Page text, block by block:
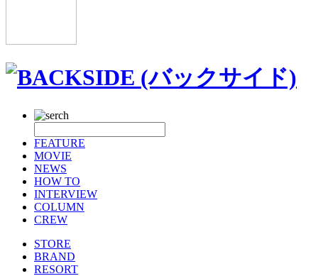
FEATURE
MOVIE
NEWS
HOW TO
INTERVIEW
COLUMN
CREW
STORE
BRAND
RESORT